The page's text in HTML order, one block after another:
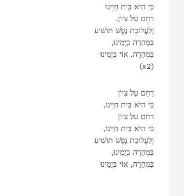
כִּי הִיא בֵּית חַיֵינוּ
.רַחֵם עַל צִיוֹן
וְלַעֲלוּבַת נֶפֶשׁ תּוֹשִׁיעַ
,בִּמְהֵרָה בְיָמֵינוּ
בִּמְהֵרָה, אוֹי בְּיָמֵינוּ
(x2)
רַחֵם עַל צִיוֹן
,כִּי הִיא בֵּית חַיֵינוּ
רַחֵם עַל צִיוֹן
,כִּי הִיא בֵּית חַיֵינוּ
וְלַעֲלוּבַת נֶפֶשׁ תּוֹשִׁיעַ
,בִּמְהֵרָה בְיָמֵינוּ
בִּמְהֵרָה, אוֹי בְּיָמֵינוּ